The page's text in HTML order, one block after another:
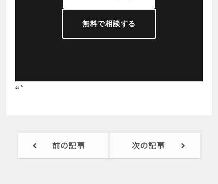
無料で相談する
“`
前の記事 次の記事